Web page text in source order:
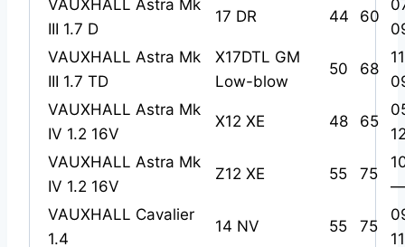
VAUXHALL Astra Mk
III 1.7 D
17 DR 44 60
VAUXHALL Astra Mk
III 1.7 TD
X17DTL GM
Low-blow
50 68
VAUXHALL Astra Mk
IV 1.2 16V
X12 XE 48 65
VAUXHALL Astra Mk
IV 1.2 16V
Z12 XE 55 75
VAUXHALL Cavalier
1.4
14 NV 55 75